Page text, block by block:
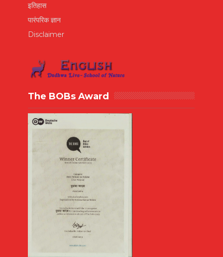
इतिहास
पारंपरिक ज्ञान
Disclaimer
The BOBs Award